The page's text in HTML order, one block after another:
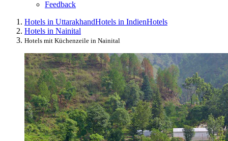
Feedback
Hotels in UttarakhandHotels in IndienHotels
Hotels in Nainital
Hotels mit Küchenzeile in Nainital